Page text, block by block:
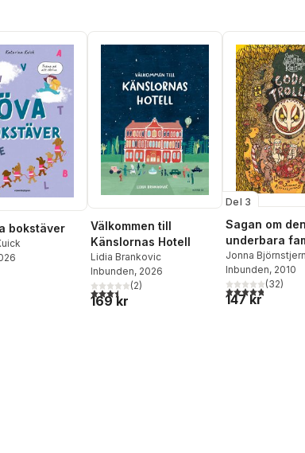
bokstäver
Välkommen till
Känslornas Hotell
Lidia Brankovic
Inbunden, 2026
3,5utav 5 stjärnor. Totalt antal röster:
(2)
169 kr
Del 3
Sagan om den
underbara
Kanin och
Jonna
Inbunden, 2010
4,8utav 5(32)
147 kr